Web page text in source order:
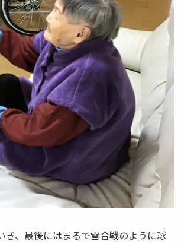
、最後にはまるで雪合戦のように球